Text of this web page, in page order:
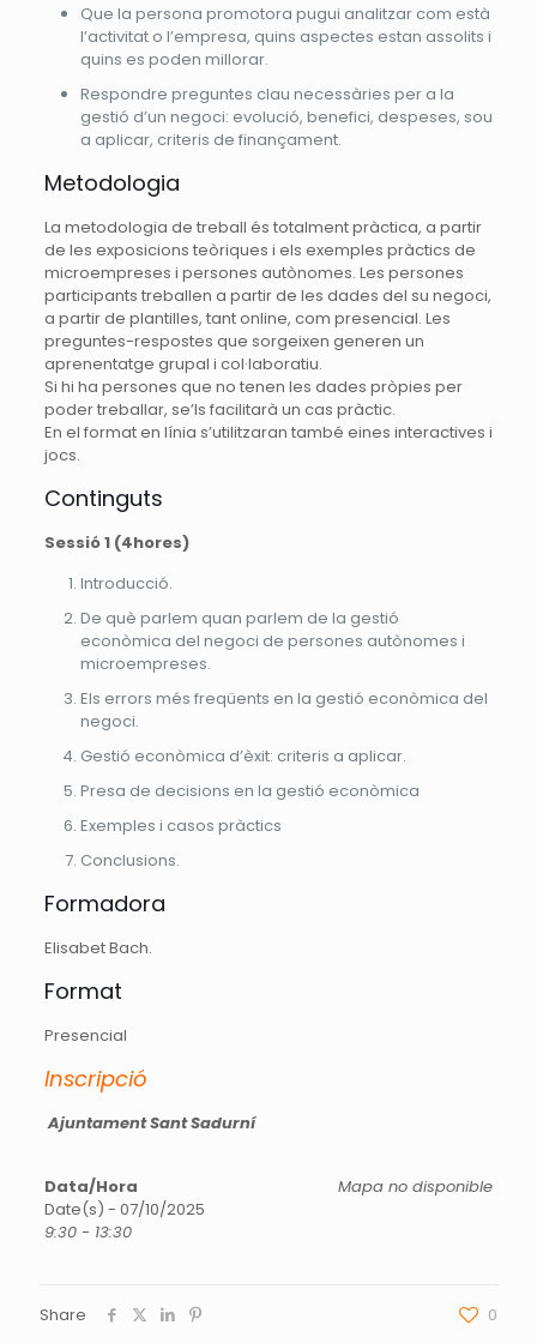
Que la persona promotora pugui analitzar com està
l’activitat o l’empresa, quins aspectes estan assolits i
quins es poden millorar.
Respondre preguntes clau necessàries per a la
gestió d’un negoci: evolució, benefici, despeses, sou
a aplicar, criteris de finançament.
Metodologia
La metodologia de treball és totalment pràctica, a partir
de les exposicions teòriques i els exemples pràctics de
microempreses i persones autònomes. Les persones
participants treballen a partir de les dades del su negoci,
a partir de plantilles, tant online, com presencial. Les
preguntes-respostes que sorgeixen generen un
aprenentatge grupal i col·laboratiu.
Si hi ha persones que no tenen les dades pròpies per
poder treballar, se’ls facilitarà un cas pràctic.
En el format en línia s’utilitzaran també eines interactives i
jocs.
Continguts
Sessió 1 (4hores)
Introducció.
De què parlem quan parlem de la gestió
econòmica del negoci de persones autònomes i
microempreses.
Els errors més freqüents en la gestió econòmica del
negoci.
Gestió econòmica d’èxit: criteris a aplicar.
Presa de decisions en la gestió econòmica
Exemples i casos pràctics
Conclusions.
Formadora
Elisabet Bach.
Format
Presencial
Inscripció
Ajuntament Sant Sadurní
Mapa no disponible
Data/Hora
Date(s) - 07/10/2025
9:30 - 13:30
Share 0